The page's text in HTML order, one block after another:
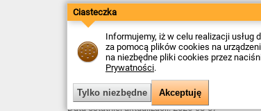
Kontakt
Dostawa
Zwroty
Reklamacje
Regulamin
O Firmie
Data ostatniej aktualizacji: 2026-08-07
Ciasteczka
Informujemy, iż w celu realizacji
za pomocą plików cookies na
na niezbędne pliki cookies przez
Prywatności.